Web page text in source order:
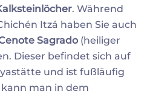
. Während
Itzá haben Sie auch
Sagrado (heiliger
Dieser befindet sich auf
und ist fußläufig
man in dem